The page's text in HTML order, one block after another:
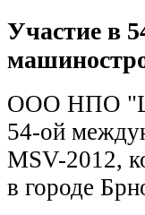
Участие в
ООО НПО
54-ой
MSV-2012,
в городе